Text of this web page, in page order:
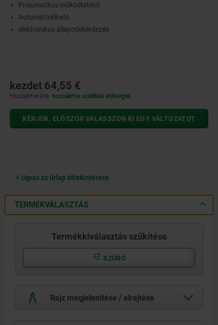
Pneumatikus működtetésű
Automatizálható
elektronikus állapotlekérdezés
kezdet 64,55 €
hozzáértve Áfa hozzáértve szállítási költségek
KÉRJÜK, ELŐSZÖR VÁLASSZON KI EGY VÁLTOZATOT
Ugrás az űrlap áttekintésére
TERMÉKVÁLASZTÁS
Termékkiválasztás szűkítése
SZŰRŐ
Rajz megjelenítése / elrejtése